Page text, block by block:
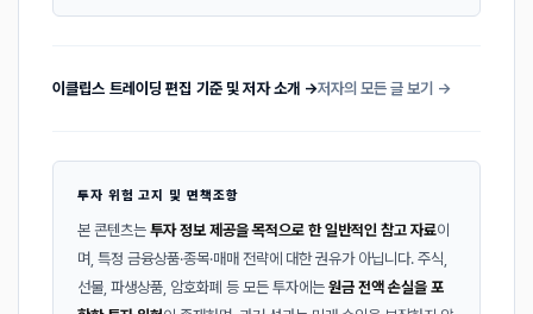
이클립스 트레이딩 편집 기준 및 저자 소개 →저자의 모든 글 보기 →
투자 위험 고지 및 면책조항
본 콘텐츠는 투자 정보 제공을 목적으로 한 일반적인 참고 자료이
며, 특정 금융상품·종목·매매 전략에 대한 권유가 아닙니다. 주식,
선물, 파생상품, 암호화폐 등 모든 투자에는 원금 전액 손실을 포